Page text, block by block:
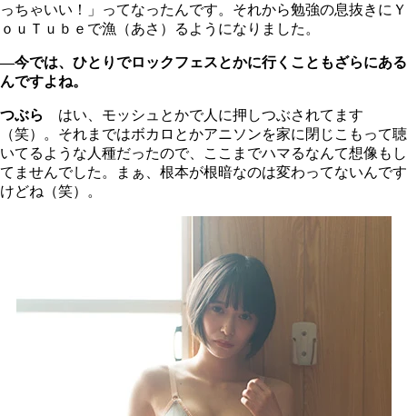
っちゃいい！」ってなったんです。それから勉強の息抜きにＹ
ｏｕＴｕｂｅで漁（あさ）るようになりました。
―今では、ひとりでロックフェスとかに行くこともざらにある
んですよね。
つぶら
はい、モッシュとかで人に押しつぶされてます
（笑）。それまではボカロとかアニソンを家に閉じこもって聴
いてるような人種だったので、ここまでハマるなんて想像もし
てませんでした。まぁ、根本が根暗なのは変わってないんです
けどね（笑）。